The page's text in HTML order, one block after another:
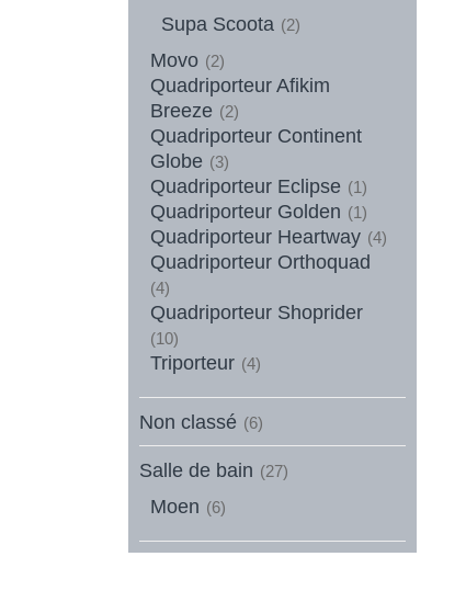
Supa Scoota (2)
Movo (2)
Quadriporteur Afikim
Breeze (2)
Quadriporteur Continent
Globe (3)
Quadriporteur Eclipse (1)
Quadriporteur Golden (1)
Quadriporteur Heartway (4)
Quadriporteur Orthoquad
(4)
Quadriporteur Shoprider
(10)
Triporteur (4)
Non classé (6)
Salle de bain (27)
Moen (6)